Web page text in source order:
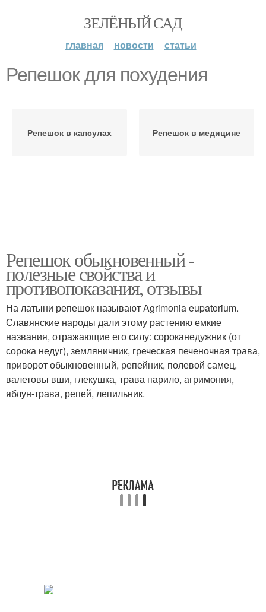
ЗЕЛЁНЫЙ САД
главная новости статьи
Репешок для похудения
Репешок в капсулах Репешок в медицине
Репешок обыкновенный -
полезные свойства и
противопоказания, отзывы
На латыни репешок называют Agrimonia eupatorium.
Славянские народы дали этому растению емкие
названия, отражающие его силу: сороканедужник (от
сорока недуг), земляничник, греческая печеночная трава,
приворот обыкновенный, репейник, полевой самец,
валетовы вши, глекушка, трава парило, агримония,
яблун-трава, репей, лепильник.